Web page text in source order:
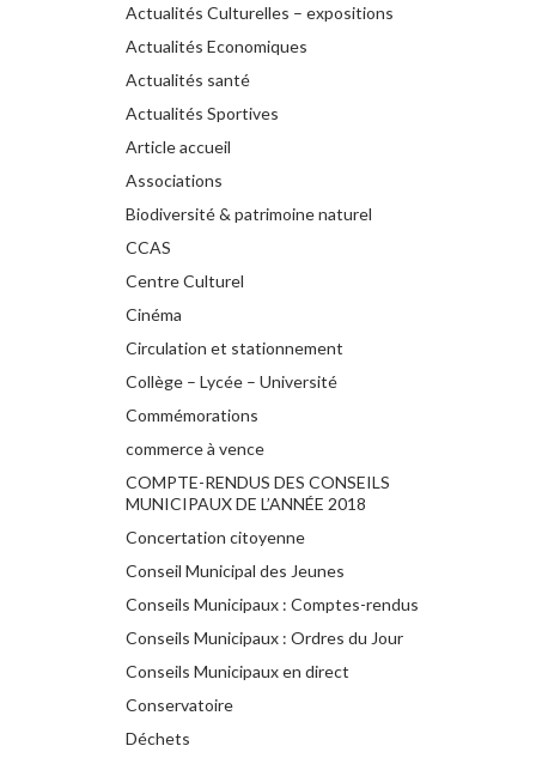
Actualités Culturelles – expositions
Actualités Economiques
Actualités santé
Actualités Sportives
Article accueil
Associations
Biodiversité & patrimoine naturel
CCAS
Centre Culturel
Cinéma
Circulation et stationnement
Collège – Lycée – Université
Commémorations
commerce à vence
COMPTE-RENDUS DES CONSEILS
MUNICIPAUX DE L’ANNÉE 2018
Concertation citoyenne
Conseil Municipal des Jeunes
Conseils Municipaux : Comptes-rendus
Conseils Municipaux : Ordres du Jour
Conseils Municipaux en direct
Conservatoire
Déchets